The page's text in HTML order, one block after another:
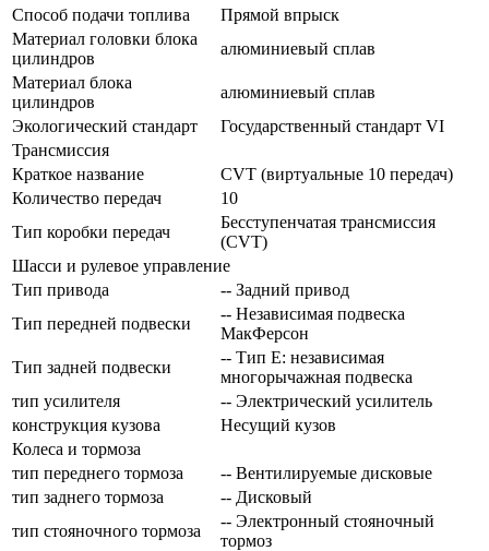
Способ подачи топлива
Прямой впрыск
Материал головки блока
цилиндров
алюминиевый сплав
Материал блока
цилиндров
алюминиевый сплав
Экологический стандарт
Государственный стандарт VI
Трансмиссия
Краткое название
CVT (виртуальные 10 передач)
Количество передач
10
Тип коробки передач
Бесступенчатая трансмиссия
(CVT)
Шасси и рулевое управление
Тип привода
-- Задний привод
Тип передней подвески
-- Независимая подвеска
МакФерсон
Тип задней подвески
-- Тип E: независимая
многорычажная подвеска
тип усилителя
-- Электрический усилитель
конструкция кузова
Несущий кузов
Колеса и тормоза
тип переднего тормоза
-- Вентилируемые дисковые
тип заднего тормоза
-- Дисковый
тип стояночного тормоза
-- Электронный стояночный
тормоз